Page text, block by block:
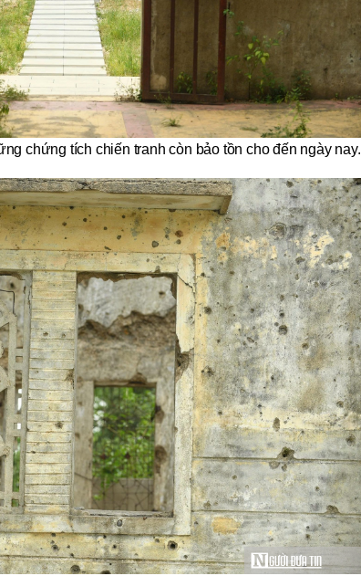
chứng tích chiến tranh còn bảo tồn cho đến ngày nay.